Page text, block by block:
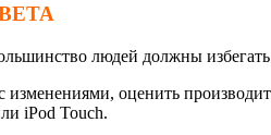
людей должны
оценить
iPod Touch.